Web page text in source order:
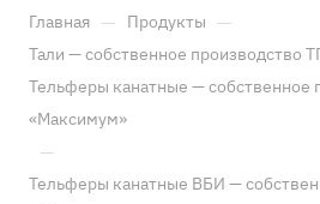
Главная — Продукты —
Тали — собственное производство
Тельферы канатные — собственное
«Максимум»
—
Тельферы канатные ВБИ —